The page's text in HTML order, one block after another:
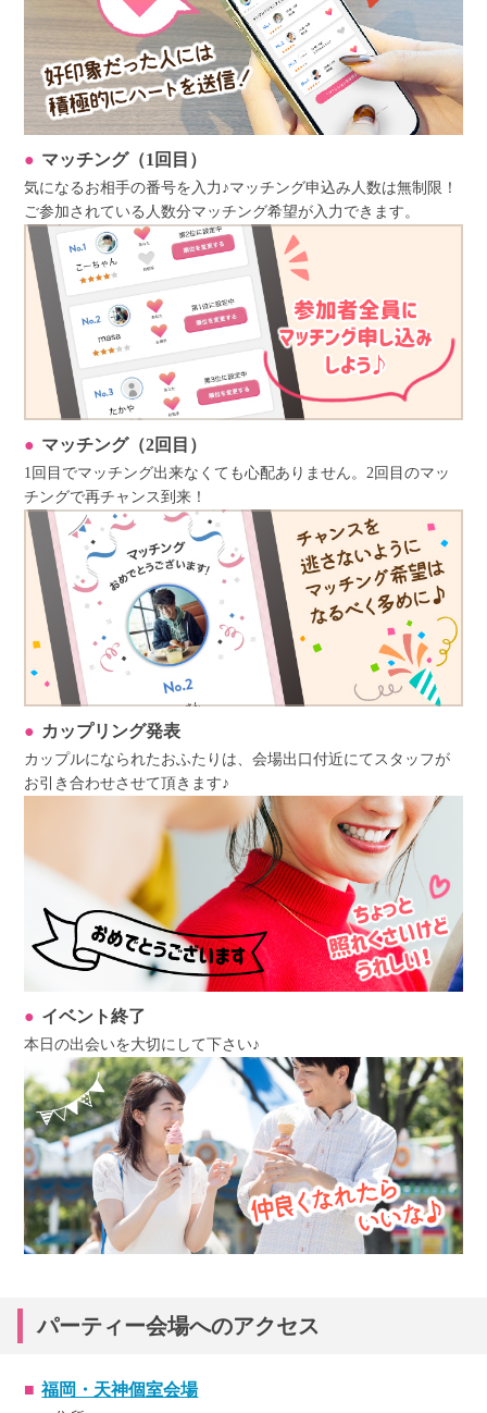
マッチング（1回目）
気になるお相手の番号を入力♪マッチング申込み人数は無制限！
ご参加されている人数分マッチング希望が入力できます。
マッチング（2回目）
1回目でマッチング出来なくても心配ありません。2回目のマッ
チングで再チャンス到来！
カップリング発表
カップルになられたおふたりは、会場出口付近にてスタッフが
お引き合わせさせて頂きます♪
イベント終了
本日の出会いを大切にして下さい♪
パーティー会場へのアクセス
福岡・天神個室会場